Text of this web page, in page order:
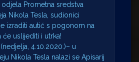
Prometna sredstva
Nikola Tesla, sudionici
izraditi autić s pogonom na
će uslijediti i utrka!
4.10.2020.)– u
Nikola Tesla nalazi se Apisarij